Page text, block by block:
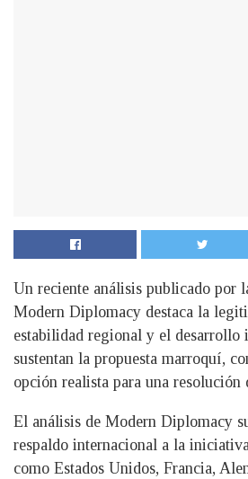
Un reciente análisis publicado por
Modern Diplomacy destaca la
estabilidad regional y el desarrollo
sustentan la propuesta marroquí,
opción realista para una resolución
El análisis de Modern Diplomacy
respaldo internacional a la
como Estados Unidos, Francia,